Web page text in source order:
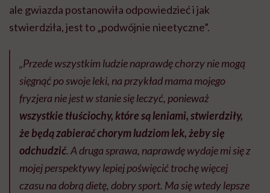
ale gwiazda postanowiła odpowiedzieć i jak
stwierdziła, jest to „podwójnie nieetyczne”.
„Przede wszystkim ludzie naprawdę chorzy nie mogą
sięgnąć po swoje leki, na przykład mama mojego
fryzjera nie jest w stanie się leczyć, ponieważ
wszystkie tłuściochy, które są leniami, stwierdziły,
że będą zabierać chorym ludziom lek, żeby się
odchudzić. A druga sprawa, naprawdę wydaje mi się z
mojej perspektywy lepiej poświęcić trochę więcej
czasu na dobrą dietę, dobry sport. Ma się wtedy lepsze